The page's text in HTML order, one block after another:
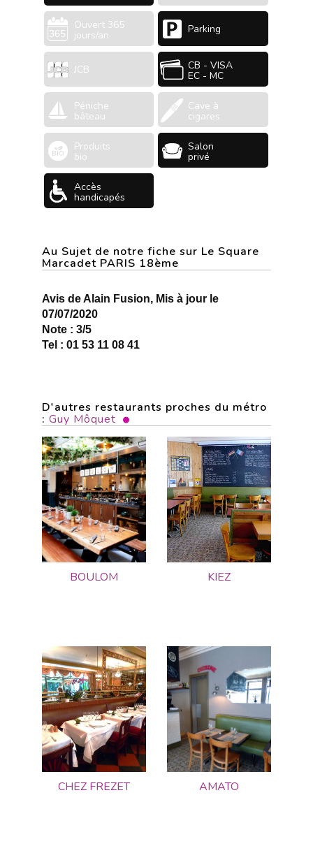
Ouvert 365
jours/an Parking
JCB CB - VISA
EC - MC
Péniche
bâteau
Cave à
cigares
Produits
bio
Salon
privé
Accès
handicapés
Au Sujet de notre fiche sur Le Square
Marcadet PARIS 18ème
Avis de Alain Fusion, Mis à jour le
07/07/2020
Note : 3/5
Tel : 01 53 11 08 41
D'autres restaurants proches du métro
: Guy Môquet
BOULOM KIEZ
CHEZ FREZET AMATO